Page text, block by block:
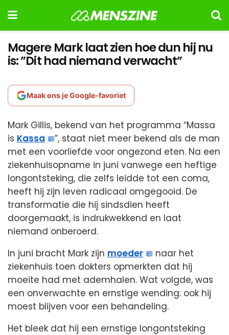
Magere Mark laat zien hoe dun hij nu
is: ”Dit had niemand verwacht”
Maak ons je Google-favoriet
Mark Gillis, bekend van het programma “Massa
is Kassa
”, staat niet meer bekend als de man
met een voorliefde voor ongezond eten. Na een
ziekenhuisopname in juni vanwege een heftige
longontsteking, die zelfs leidde tot een coma,
heeft hij zijn leven radicaal omgegooid. De
transformatie die hij sindsdien heeft
doorgemaakt, is indrukwekkend en laat
niemand onberoerd.
In juni bracht Mark zijn moeder
naar het
ziekenhuis toen dokters opmerkten dat hij
moeite had met ademhalen. Wat volgde, was
een onverwachte en ernstige wending: ook hij
moest blijven voor een behandeling.
Het bleek dat hij een ernstige longontsteking